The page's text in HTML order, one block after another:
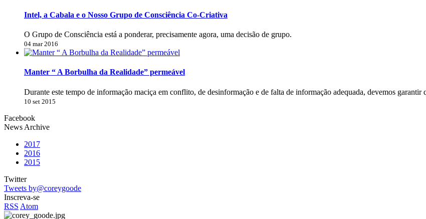
Intel, a Cabala e o Nosso Grupo de Consciência Co-Criativa
O Grupo de Consciência está a ponderar, precisamente agora, uma decisão de grupo.
04 mar 2016
Manter “ A Borbulha da Realidade” permeável
Durante este tempo de informação maciça em conflito, de desinformação e de falta de informação adequada, devemos
10 set 2015
Facebook
News Archive
2017
2016
2015
Twitter
Tweets by@coreygoode
Inscreva-se
RSS Atom